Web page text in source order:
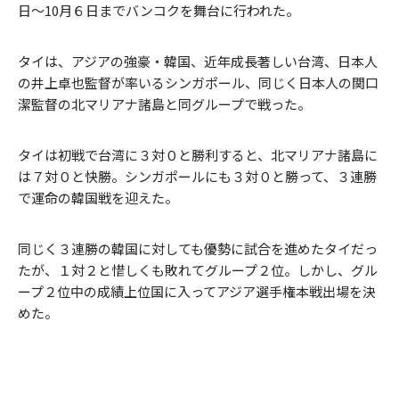
日〜10月６日までバンコクを舞台に行われた。
タイは、アジアの強豪・韓国、近年成長著しい台湾、日本人
の井上卓也監督が率いるシンガポール、同じく日本人の関口
潔監督の北マリアナ諸島と同グループで戦った。
タイは初戦で台湾に３対０と勝利すると、北マリアナ諸島に
は７対０と快勝。シンガポールにも３対０と勝って、３連勝
で運命の韓国戦を迎えた。
同じく３連勝の韓国に対しても優勢に試合を進めたタイだっ
たが、１対２と惜しくも敗れてグループ２位。しかし、グル
ープ２位中の成績上位国に入ってアジア選手権本戦出場を決
めた。